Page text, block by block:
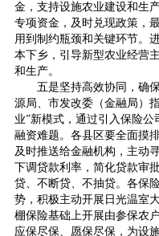
金，支持设施农业建设和生
专项资金，及时兑现政策，
用到制约瓶颈和关键环节。
本下乡，引导新型农业经营
和生产。
五是坚持高效协同，确保
源局、市发改委（金融局）
业”新模式，通过引入保险
融资难题。各县区要全面摸
及时推送给金融机构，主动
下调贷款利率，简化贷款审
贷、不断贷、不抽贷。各保
势，积极主动开展日光温室
棚保险基础上开展由参保农
应保尽保、愿保尽保，为设